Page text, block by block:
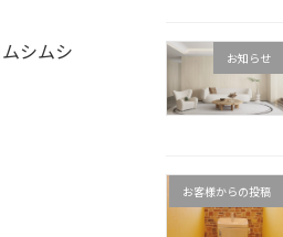
シムシ
お知らせ
お客様からの投稿